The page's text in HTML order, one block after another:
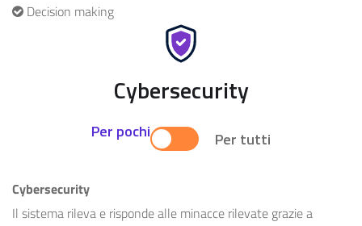
Decision making
Cybersecurity
Per pochi Per tutti
Cybersecurity
Il sistema rileva e risponde alle minacce rilevate grazie a